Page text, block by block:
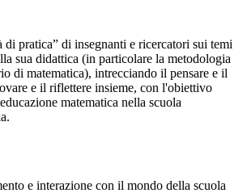
di pratica” di insegnanti e ricercatori sui temi
sua didattica (in particolare la metodologia
di matematica), intrecciando il pensare e il
e il riflettere insieme, con l'obiettivo
matematica nella scuola
e interazione con il mondo della scuola